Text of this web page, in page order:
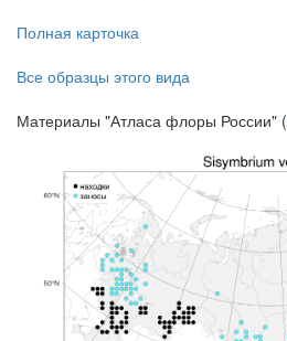
Полная карточка
Все образцы этого вида
Материалы "Атласа флоры России" (